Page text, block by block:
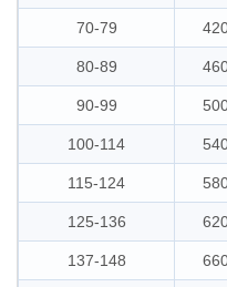
70-79
80-89
90-99
100-114
115-124
125-136
137-148